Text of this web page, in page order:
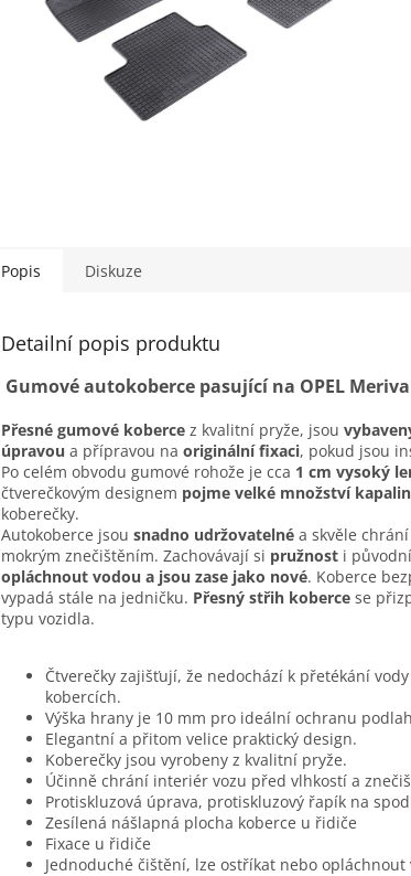
Popis Diskuze
Detailní popis produktu
Gumové autokoberce pasující na OPEL
Přesné gumové koberce z kvalitní pryže, jsou
úpravou a přípravou na originální fixaci, pokud jsou
Po celém obvodu gumové rohože je cca 1 cm vysoký
čtverečkovým designem pojme velké množství
koberečky.
Autokoberce jsou snadno udržovatelné a skvěle
mokrým znečištěním. Zachovávají si pružnost i
opláchnout vodou a jsou zase jako nové. Koberce
vypadá stále na jedničku. Přesný střih koberce se
typu vozidla.
Čtverečky zajišťují, že nedochází k přetékání
kobercích.
Výška hrany je 10 mm pro ideální ochranu
Elegantní a přitom velice praktický design.
Koberečky jsou vyrobeny z kvalitní pryže.
Účinně chrání interiér vozu před vlhkostí a
Protiskluzová úprava, protiskluzový řapík na
Zesílená nášlapná plocha koberce u řidiče
Fixace u řidiče
Jednoduché čištění, lze ostříkat nebo opláchnout